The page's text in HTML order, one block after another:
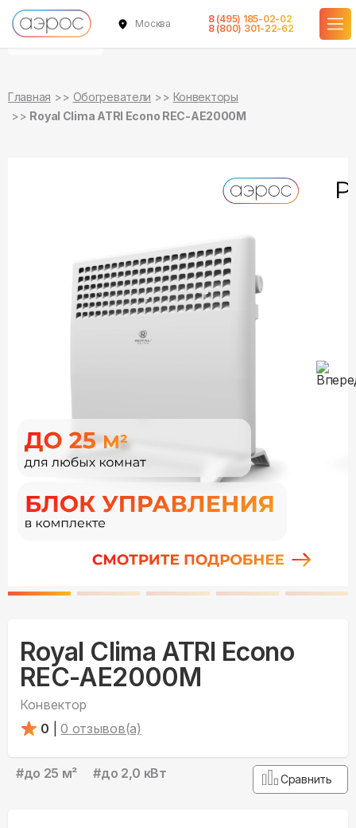
Москва
8 (495) 185-02-02
8 (800) 301-22-62
Главная Обогреватели
Конвекторы
Royal Clima ATRI Econo REC-AE2000M
Royal Clima ATRI Econo
REC-AE2000M
Конвектор
0
0 отзывов(а)
#до 25 м² #до 2,0 кВт Сравнить
уточняйте
о наличии
уточняйте
о наличии